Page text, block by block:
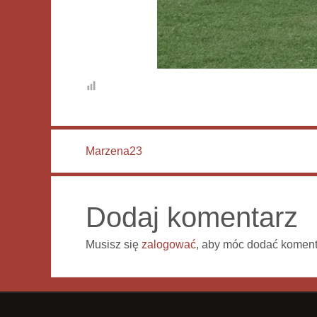
Marzena23
Dodaj komentarz
Musisz się zalogować, aby móc dodać